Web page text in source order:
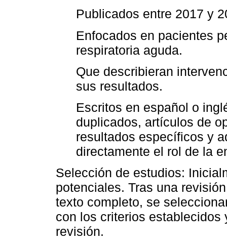
Publicados entre 2017 y
Enfocados en pacientes
respiratoria aguda.
Que describieran
sus resultados.
Escritos en español o
duplicados, artículos de
resultados específicos y
directamente el rol de la
Selección de estudios:
potenciales. Tras una
texto completo, se
con los criterios
revisión.